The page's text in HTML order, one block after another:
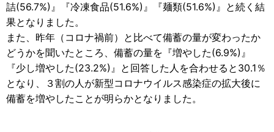
詰(56.7%)』『冷凍食品(51.6%)』『麺類(51.6%)』と続く結
果となりました。
また、昨年（コロナ禍前）と比べて備蓄の量が変わったか
どうかを聞いたところ、備蓄の量を『増やした(6.9%)』
『少し増やした(23.2%)』と回答した人を合わせると30.1％
となり、３割の人が新型コロナウイルス感染症の拡大後に
備蓄を増やしたことが明らかとなりました。